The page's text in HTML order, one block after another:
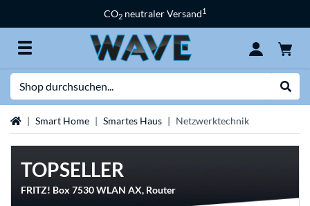
CO2 neutraler Versand1
StartseiteSmart Home Smartes Haus Netzwerktechnik
TOPSELLER
FRITZ! Box 7530 WLAN AX, Router